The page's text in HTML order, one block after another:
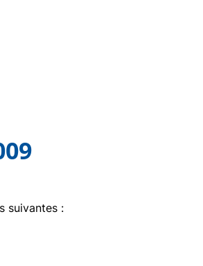
suivantes :